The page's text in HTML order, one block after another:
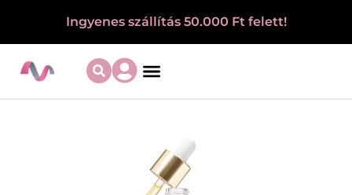
Ingyenes szállítás 50.000 Ft felett!